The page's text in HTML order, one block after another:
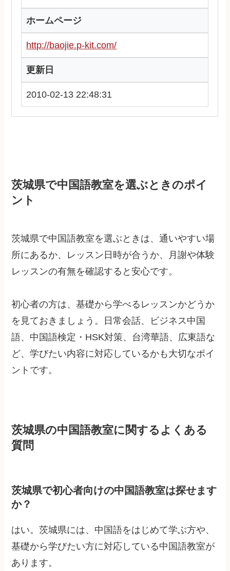
ホームページ
http://baojie.p-kit.com/
更新日
2010-02-13 22:48:31
茨城県で中国語教室を選ぶときのポイ
ント
茨城県で中国語教室を選ぶときは、通いやすい場
所にあるか、レッスン日時が合うか、月謝や体験
レッスンの有無を確認すると安心です。
初心者の方は、基礎から学べるレッスンかどうか
を見ておきましょう。日常会話、ビジネス中国
語、中国語検定・HSK対策、台湾華語、広東語な
ど、学びたい内容に対応しているかも大切なポイ
ントです。
茨城県の中国語教室に関するよくある
質問
茨城県で初心者向けの中国語教室は探せます
か？
はい。茨城県には、中国語をはじめて学ぶ方や、
基礎から学びたい方に対応している中国語教室が
あります。